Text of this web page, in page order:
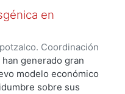
acercamientos
de las acciones
interpretar y
en esta
los sociólogos dar
con elementos de
vez en una
en
Coordinación
generado gran
modelo económico
sobre sus